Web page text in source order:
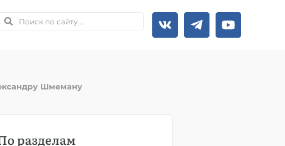
Шмеману
разделам